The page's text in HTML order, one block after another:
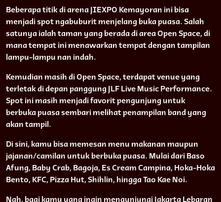
Beberapa titik di arena JIEXPO Kemayoran ini bisa
menjadi spot ngabuburit menjelang buka puasa. Salah
satunya ialah taman yang berada di area Open Space, di
mana tempat ini menawarkan tempat dengan tampilan
lampu-lampu nan indah.
Kemudian masih di Open Space, terdapat venue yang
terletak di depan panggung JLF Live Music Performance.
Spot ini masih menjadi favorit pengunjung untuk
berbuka puasa sembari melihat penampilan band yang
akan tampil.
Di sini, kamu bisa memesan menu makanan maupun
jajanan/camilan untuk berbuka puasa. Mulai dari Baso
Afung, Baby Crab, Bagoja, Es Cream Campina, Hoka-Hoka
Bento, KFC, Pizza Hut, Shihlin, hingga Tao Kae Noi.
Nah, bagi kamu yang ingin mengunjungi Jakarta Lebaran